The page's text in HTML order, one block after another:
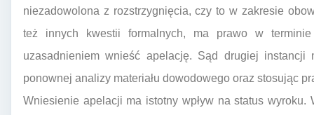
niezadowolona z rozstrzygnięcia, czy to w zakresie
też innych kwestii formalnych, ma prawo w
uzasadnieniem wnieść apelację. Sąd drugiej instancji
ponownej analizy materiału dowodowego oraz stosując
Wniesienie apelacji ma istotny wpływ na status wyroku.